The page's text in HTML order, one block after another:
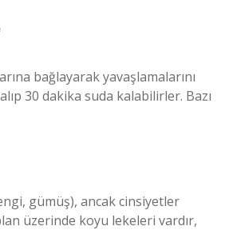
bağlayarak yavaşlamalarını
30 dakika suda kalabilirler. Bazı
gümüş), ancak cinsiyetler
üzerinde koyu lekeleri vardır,